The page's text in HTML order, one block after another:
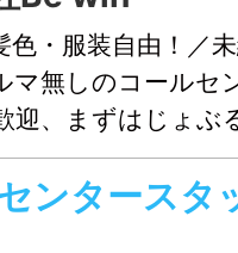
のご紹介》
ご希望のお仕事を私
式会社Be win）が
域に特化した就職
データから専任の
希望をふまえ、勤
色・服装自由！／
マ無しのコールセ
迎、まずはじょぶ
ンタースタ